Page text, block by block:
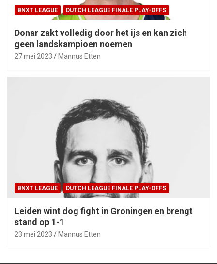
BNXT LEAGUE DUTCH LEAGUE FINALE PLAY-OFFS
Donar zakt volledig door het ijs en kan zich
geen landskampioen noemen
27 mei 2023 Mannus Etten
BNXT LEAGUE DUTCH LEAGUE FINALE PLAY-OFFS
Leiden wint dog fight in Groningen en brengt
stand op 1-1
23 mei 2023 Mannus Etten